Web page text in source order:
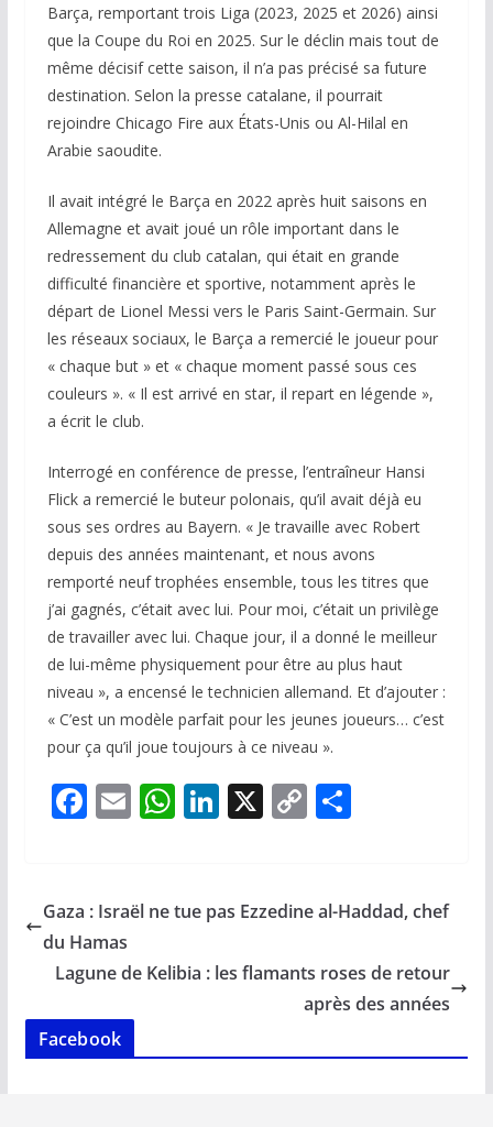
Barça, remportant trois Liga (2023, 2025 et 2026) ainsi
que la Coupe du Roi en 2025. Sur le déclin mais tout de
même décisif cette saison, il n’a pas précisé sa future
destination. Selon la presse catalane, il pourrait
rejoindre Chicago Fire aux États-Unis ou Al-Hilal en
Arabie saoudite.
Il avait intégré le Barça en 2022 après huit saisons en
Allemagne et avait joué un rôle important dans le
redressement du club catalan, qui était en grande
difficulté financière et sportive, notamment après le
départ de Lionel Messi vers le Paris Saint-Germain. Sur
les réseaux sociaux, le Barça a remercié le joueur pour
« chaque but » et « chaque moment passé sous ces
couleurs ». « Il est arrivé en star, il repart en légende »,
a écrit le club.
Interrogé en conférence de presse, l’entraîneur Hansi
Flick a remercié le buteur polonais, qu’il avait déjà eu
sous ses ordres au Bayern. « Je travaille avec Robert
depuis des années maintenant, et nous avons
remporté neuf trophées ensemble, tous les titres que
j’ai gagnés, c’était avec lui. Pour moi, c’était un privilège
de travailler avec lui. Chaque jour, il a donné le meilleur
de lui-même physiquement pour être au plus haut
niveau », a encensé le technicien allemand. Et d’ajouter :
« C’est un modèle parfait pour les jeunes joueurs… c’est
pour ça qu’il joue toujours à ce niveau ».
F
b
o
o
k
E
l
W
s
p
Li
e
n
X C
y
n
k
P
g
Gaza : Israël ne tue pas Ezzedine al-Haddad, chef
du Hamas
Lagune de Kelibia : les flamants roses de retour
après des années
Facebook